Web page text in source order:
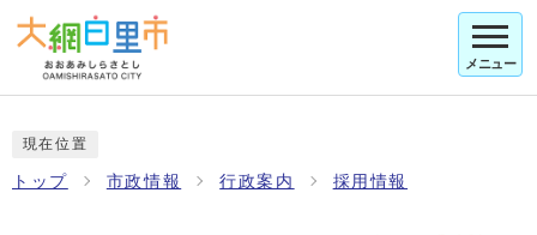
メニュー
現在位置
トップ 市政情報 行政案内 採用情報